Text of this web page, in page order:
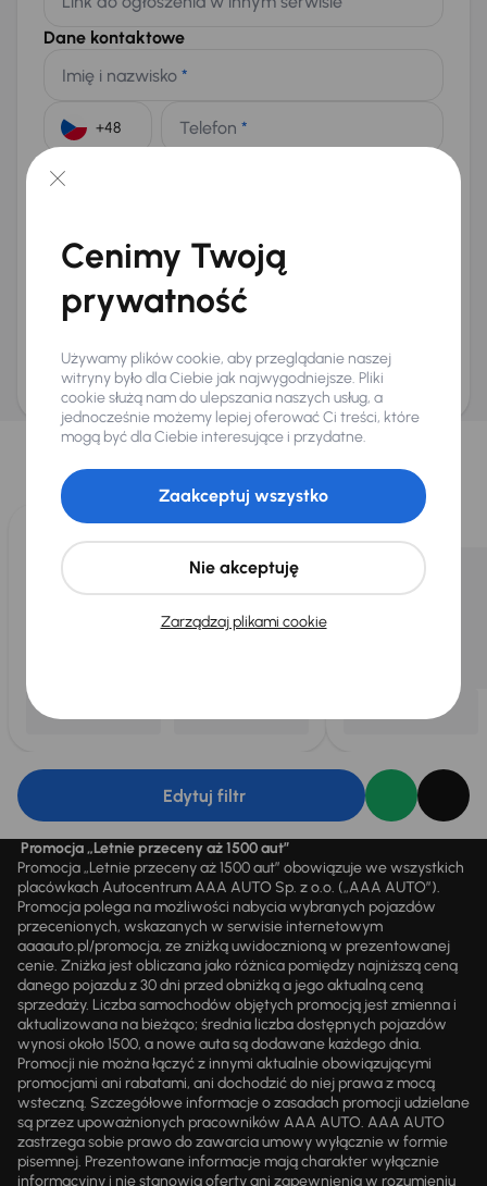
Dane kontaktowe
Imię i nazwisko *
Telefon *
E-mail
Na numer telefonu (opcjonalnie)
Wyślij zapytanie
ani zagwarantowaną dostępnością pojazdu. AURES Holdings a.s., z siedzibą
Dopraváků 874/15, Čimice, 184 00 Praga 8, będzie przechowywać i przetwarzać
Twoje dane osobowe zgodnie z zasadami ochrony i przetwarzaniadanych
osobowych
Wybraliśmy dla Ciebie
Wybieramy dla Ciebienajlepsze pojazdyz naszej oferty. Kupimy
dla Ciebiedo 400 pojazdówkażdego dnia.
Edytuj filtr
Promocja „Letnie przeceny aż 1500 aut”
Promocja „Letnie przeceny aż 1500 aut” obowiązuje we wszystkich
placówkach Autocentrum AAA AUTO Sp. z o.o. („AAA AUTO”).
Promocja polega na możliwości nabycia wybranych pojazdów
przecenionych, wskazanych w serwisie internetowym
aaaauto.pl/promocja, ze zniżką uwidocznioną w prezentowanej
cenie. Zniżka jest obliczana jako różnica pomiędzy najniższą ceną
danego pojazdu z 30 dni przed obniżką a jego aktualną ceną
sprzedaży. Liczba samochodów objętych promocją jest zmienna i
aktualizowana na bieżąco; średnia liczba dostępnych pojazdów
wynosi około 1500, a nowe auta są dodawane każdego dnia.
Promocji nie można łączyć z innymi aktualnie obowiązującymi
promocjami ani rabatami, ani dochodzić do niej prawa z mocą
wsteczną. Szczegółowe informacje o zasadach promocji udzielane
są przez upoważnionych pracowników AAA AUTO. AAA AUTO
zastrzega sobie prawo do zawarcia umowy wyłącznie w formie
pisemnej. Prezentowane informacje mają charakter wyłącznie
informacyjny i nie stanowią oferty ani zapewnienia w rozumieniu
Cenimy Twoją
prywatność
Używamy plików cookie, aby przeglądanie naszej
witryny było dla Ciebie jak najwygodniejsze. Pliki
cookie służą nam do ulepszania naszych usług, a
jednocześnie możemy lepiej oferować Ci treści, które
mogą być dla Ciebie interesujące i przydatne.
Zarządzaj plikami cookie
Nie akceptuję
Zaakceptuj wszystko